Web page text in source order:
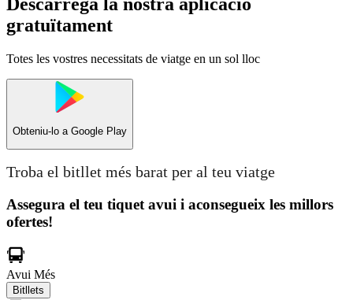
gratuïtament
Totes les vostres necessitats de viatge en un sol lloc
Obteniu-lo a Google Play
Troba el bitllet més barat per al teu viatge
Assegura el teu tiquet avui i aconsegueix les millors
ofertes!
Avui Més
Bitllets